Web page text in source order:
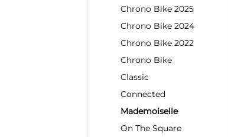
Chrono Bike 2025
Chrono Bike 2024
Chrono Bike 2022
Chrono Bike
Classic
Connected
Mademoiselle
On The Square